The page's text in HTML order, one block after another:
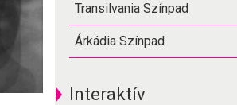
Transilvania Színpad
Árkádia Színpad
Interaktív